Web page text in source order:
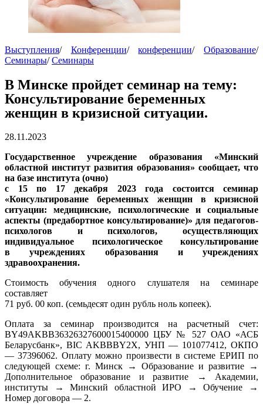
Выступления/ Конференции/конференции/Образование/
Семинары/Семинары
В Минске пройдет семинар на тему:
Консультирование беременных
женщин в кризисной ситуации.
28.11.2023
Государственное учреждение образования «Минский
областной институт развития образования» сообщает, что
на базе института (очно)
с 15 по 17 декабря 2023 года состоится семинар
«Консультирование беременных женщин в кризисной
ситуации: медицинские, психологические и социальные
аспекты (предабортное консультирование)» для педагогов-
психологов и психологов, осуществляющих
индивидуальное психологическое консультирование
в учреждениях образования и учреждениях
здравоохранения.
Стоимость обучения одного слушателя на семинаре
составляет
71 руб. 00 коп. (семьдесят один рубль ноль копеек).
Оплата за семинар производится на расчетный счет:
BY49AKBB36326327600015400000 ЦБУ № 527 ОАО «АСБ
Беларусбанк», BIC AKBBBY2Х, УНП — 101077412, ОКПО
— 37396062. Оплату можно произвести в системе ЕРИП по
следующей схеме: г. Минск → Образование и развитие →
Дополнительное образование и развитие → Академии,
институты → Минский областной ИРО → Обучение →
Номер договора — 2.